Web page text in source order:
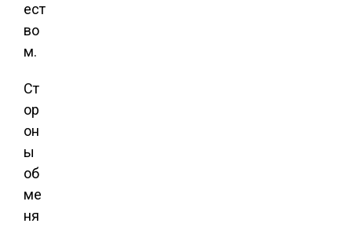
ест
во
м.
Ст
ор
он
ы
об
ме
ня